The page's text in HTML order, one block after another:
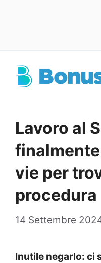
Lavoro al
vie per
14 Settembre
Inutile negarlo: ci